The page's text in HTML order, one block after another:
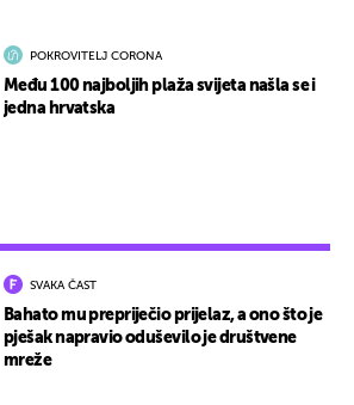
SVAKA ČAST
Bahato mu prepriječio prijelaz, a ono što je
pješak napravio oduševilo je društvene
mreže
POKROVITELJ CORONA
Među 100 najboljih plaža svijeta našla se i
jedna hrvatska